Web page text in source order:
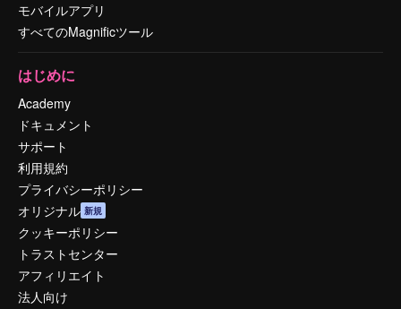
モバイルアプリ
すべてのMagnificツール
はじめに
Academy
ドキュメント
サポート
利用規約
プライバシーポリシー
オリジナル 新規
クッキーポリシー
トラストセンター
アフィリエイト
法人向け